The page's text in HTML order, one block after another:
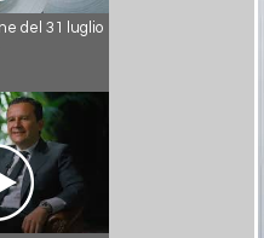
del 31 luglio